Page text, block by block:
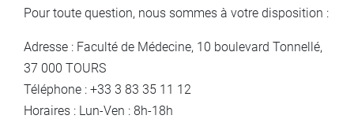
Pour toute question, nous sommes à votre disposition :
Adresse : Faculté de Médecine, 10 boulevard Tonnellé,
37 000 TOURS
Téléphone : +33 3 83 35 11 12
Horaires : Lun-Ven : 8h-18h